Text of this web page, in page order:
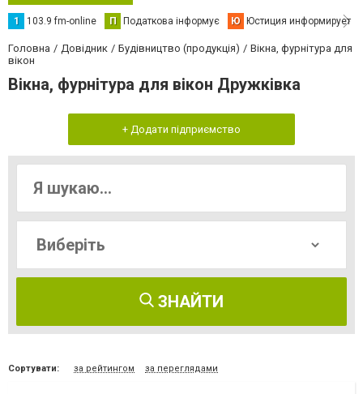
1 103.9 fm-online П Податкова інформує Ю Юстиция информирует
Головна Довідник Будівництво (продукція)
Вікна, фурнітура для
вікон
Вікна, фурнітура для вікон Дружківка
+ Додати підприємство
ЗНАЙТИ
Сортувати: за рейтингом за переглядами